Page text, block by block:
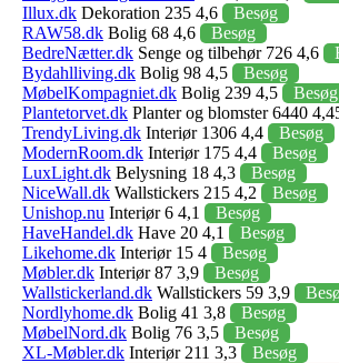
Illux.dk Dekoration 235 4,6
Besøg
RAW58.dk Bolig 68 4,6
Besøg
BedreNætter.dk Senge og tilbehør 726 4,6
Bydahlliving.dk Bolig 98 4,5
Besøg
MøbelKompagniet.dk Bolig 239 4,5
Besøg
Plantetorvet.dk Planter og blomster 6440
TrendyLiving.dk Interiør 1306 4,4
Besøg
ModernRoom.dk Interiør 175 4,4
Besøg
LuxLight.dk Belysning 18 4,3
Besøg
NiceWall.dk Wallstickers 215 4,2
Besøg
Unishop.nu Interiør 6 4,1
Besøg
HaveHandel.dk Have 20 4,1
Besøg
Likehome.dk Interiør 15 4
Besøg
Møbler.dk Interiør 87 3,9
Besøg
Wallstickerland.dk Wallstickers 59 3,9
Nordlyhome.dk Bolig 41 3,8
Besøg
MøbelNord.dk Bolig 76 3,5
Besøg
XL-Møbler.dk Interiør 211 3,3
Besøg